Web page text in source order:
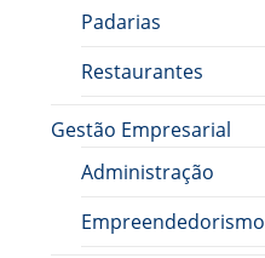
Padarias
Restaurantes
Gestão Empresarial
Administração
Empreendedorismo